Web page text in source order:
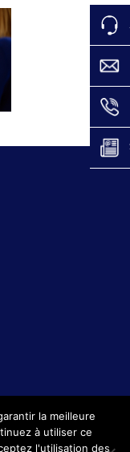
la meilleure
à utiliser ce
l'utilisation des